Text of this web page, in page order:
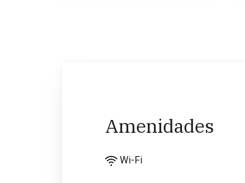
Amenidades
Wi-Fi